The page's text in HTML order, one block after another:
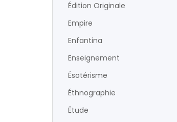
Édition Originale
Empire
Enfantina
Enseignement
Ésotérisme
Éthnographie
Étude